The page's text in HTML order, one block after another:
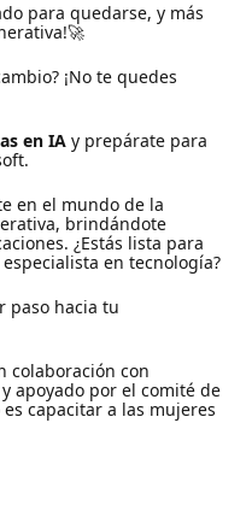
para quedarse, y más
¡No te quedes
en IAy prepárate para
en el mundo de la
brindándote
¿Estás lista para
en tecnología?
paso hacia tu
colaboración con
apoyado por el comité de
capacitar a las mujeres